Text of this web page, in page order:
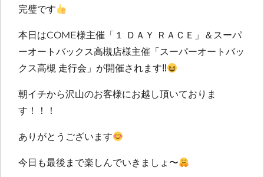
完璧です
本日はCOME様主催「１ ＤＡＹ ＲＡＣＥ」＆スーパ
ーオートバックス高槻店様主催「スーパーオートバッ
クス高槻 走行会」が開催されます‼︎
朝イチから沢山のお客様にお越し頂いておりま
す！！！
ありがとうございます
今日も最後まで楽しんでいきましょ〜